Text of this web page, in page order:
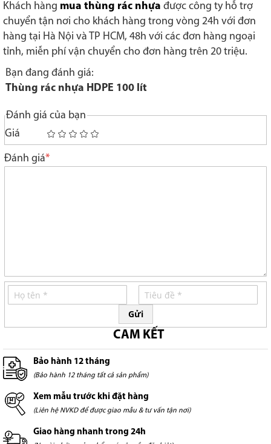
Khách hàng mua thùng rác nhựa được công ty hỗ trợ
chuyển tận nơi cho khách hàng trong vòng 24h với đơn
hàng tại Hà Nội và TP HCM, 48h với các đơn hàng ngoại
tỉnh, miễn phí vận chuyển cho đơn hàng trên 20 triệu.
Bạn đang đánh giá:
Thùng rác nhựa HDPE 100 lít
Đánh giá của bạn
Giá
1
star
2
stars
3
stars
4
stars
5
stars
Đánh giá
Gửi
CAM KẾT
Bảo hành 12 tháng
(Bảo hành 12 tháng tất cả sản phẩm)
Xem mẫu trước khi đặt hàng
(Liên hệ NVKD để được giao mẫu & tư vấn tận nơi)
Giao hàng nhanh trong 24h